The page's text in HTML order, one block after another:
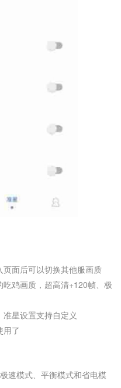
面后可以切换其他服画质
鸡画质，超高清+120帧、极
星设置支持自定义
用了
速模式、平衡模式和省电模